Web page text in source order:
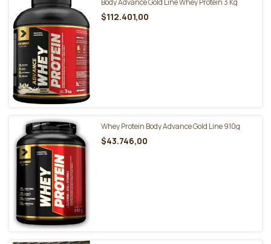
Body Advance Gold Line Whey Protein 3 Kg
$112.401,00
Whey Protein Body Advance Gold Line 910g
$43.746,00